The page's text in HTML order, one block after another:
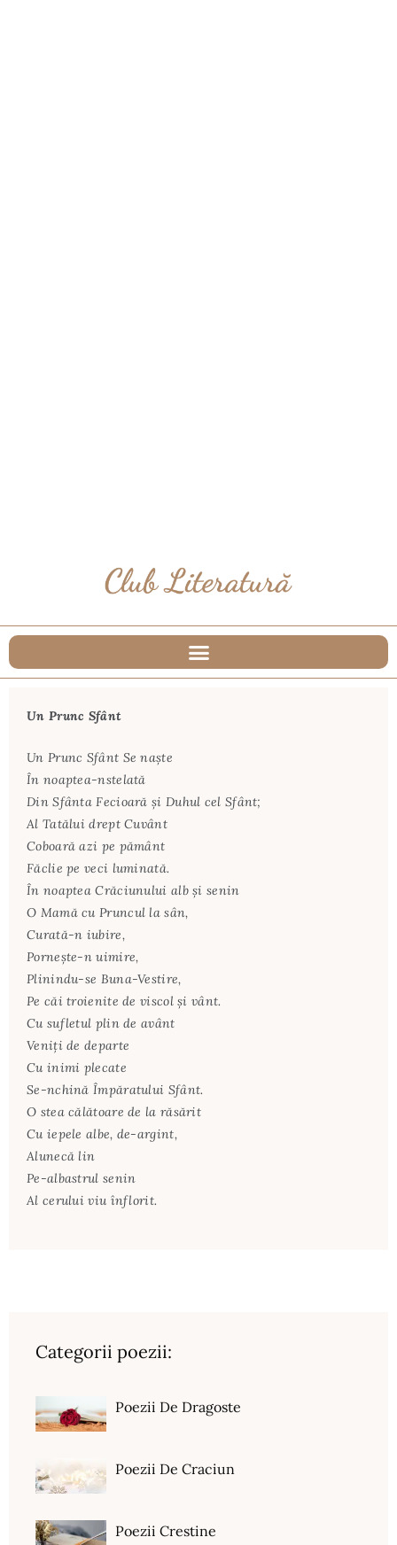
Un Prunc Sfânt
Un Prunc Sfânt Se naște
În noaptea-nstelată
Din Sfânta Fecioară şi Duhul cel Sfânt;
Al Tatălui drept Cuvânt
Coboară azi pe pământ
Făclie pe veci luminată.
În noaptea Crăciunului alb şi senin
O Mamă cu Pruncul la sân,
Curată-n iubire,
Porneşte-n uimire,
Plinindu-se Buna-Vestire,
Pe căi troienite de viscol şi vânt.
Cu sufletul plin de avânt
Veniţi de departe
Cu inimi plecate
Se-nchină Împăratului Sfânt.
O stea călătoare de la răsărit
Cu iepele albe, de-argint,
Alunecă lin
Pe-albastrul senin
Al cerului viu înflorit.
Categorii poezii:
Poezii De Dragoste
Poezii De Craciun
Poezii Crestine